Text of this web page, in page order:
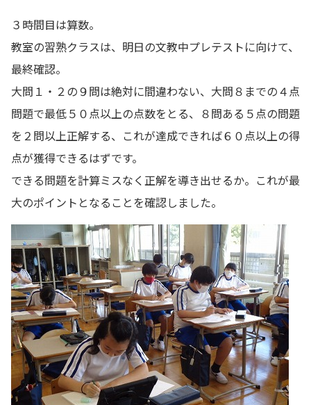
３時間目は算数。
教室の習熟クラスは、明日の文教中プレテストに向けて、
最終確認。
大問１・２の９問は絶対に間違わない、大問８までの４点
問題で最低５０点以上の点数をとる、８問ある５点の問題
を２問以上正解する、これが達成できれば６０点以上の得
点が獲得できるはずです。
できる問題を計算ミスなく正解を導き出せるか。これが最
大のポイントとなることを確認しました。